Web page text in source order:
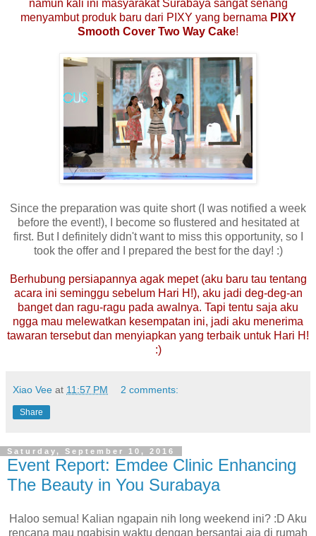
namun kali ini masyarakat Surabaya sangat senang
menyambut produk baru dari PIXY yang bernama PIXY
Smooth Cover Two Way Cake!
Since the preparation was quite short (I was notified a week
before the event!), I become so flustered and hesitated at
first. But I definitely didn't want to miss this opportunity, so I
took the offer and I prepared the best for the day! :)
Berhubung persiapannya agak mepet (aku baru tau tentang
acara ini seminggu sebelum Hari H!), aku jadi deg-deg-an
banget dan ragu-ragu pada awalnya. Tapi tentu saja aku
ngga mau melewatkan kesempatan ini, jadi aku menerima
tawaran tersebut dan menyiapkan yang terbaik untuk Hari H!
:)
Xiao Vee at 11:57 PM 2 comments:
Share
Saturday, September 10, 2016
Event Report: Emdee Clinic Enhancing
The Beauty in You Surabaya
Haloo semua! Kalian ngapain nih long weekend ini? :D Aku
rencana mau ngabisin waktu dengan bersantai aja di rumah